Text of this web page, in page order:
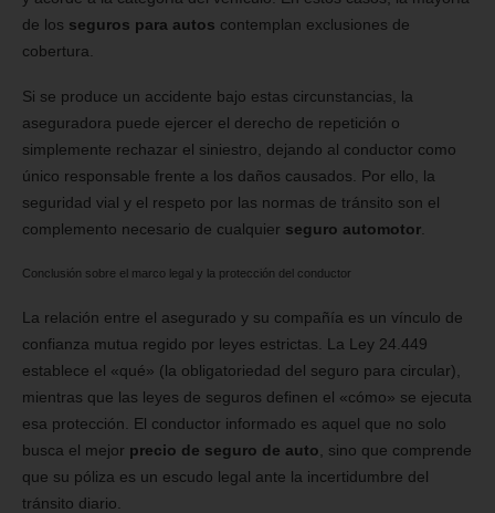
de los seguros para autos contemplan exclusiones de
cobertura.
Si se produce un accidente bajo estas circunstancias, la
aseguradora puede ejercer el derecho de repetición o
simplemente rechazar el siniestro, dejando al conductor como
único responsable frente a los daños causados. Por ello, la
seguridad vial y el respeto por las normas de tránsito son el
complemento necesario de cualquier seguro automotor.
Conclusión sobre el marco legal y la protección del conductor
La relación entre el asegurado y su compañía es un vínculo de
confianza mutua regido por leyes estrictas. La Ley 24.449
establece el «qué» (la obligatoriedad del seguro para circular),
mientras que las leyes de seguros definen el «cómo» se ejecuta
esa protección. El conductor informado es aquel que no solo
busca el mejor precio de seguro de auto , sino que comprende
que su póliza es un escudo legal ante la incertidumbre del
tránsito diario.